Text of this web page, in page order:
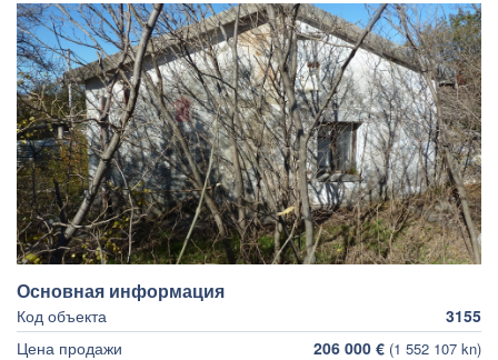
Основная информация
Код объекта
3155
Цена продажи
206 000 € (1 552 107 kn)